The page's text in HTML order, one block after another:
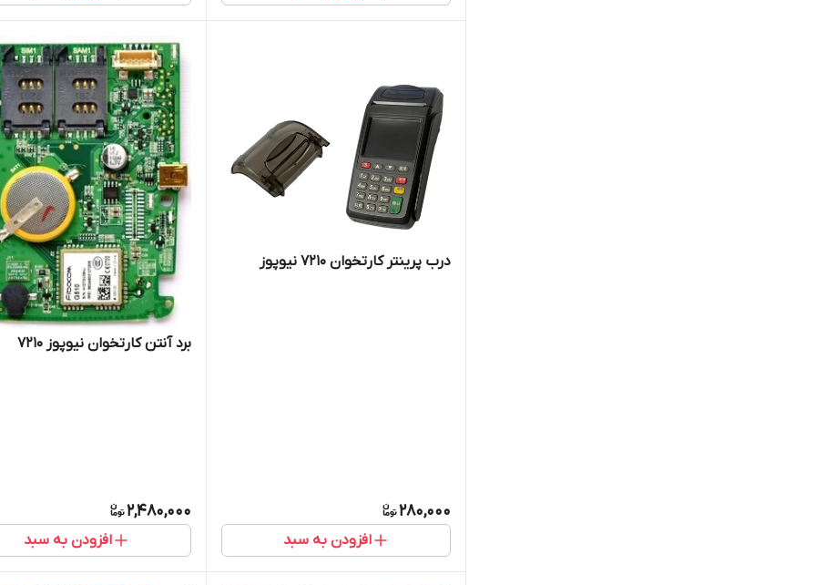
درب پرینتر کارتخوان ۷۲۱۰ نیوپوز
280,000
افزودن به سبد
برد آنتن کارتخوان نیوپوز 7210
2,480,000
افزودن به سبد